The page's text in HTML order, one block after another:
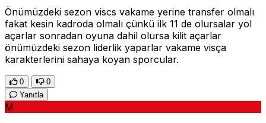
Önümüzdeki sezon viscs vakame yerine transfer olmalı
fakat kesin kadroda olmalı çünkü ilk 11 de olursalar yol
açarlar sonradan oyuna dahil olursa kilit açarlar
önümüzdeki sezon liderlik yaparlar vakame visça
karakterlerini sahaya koyan sporcular.
0
0
Yanıtla
M